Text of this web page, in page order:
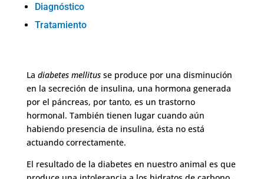
Diagnóstico
Tratamiento
La diabetes mellitusse produce por una disminución
en la secreción de insulina, una hormona generada
por el páncreas, por tanto, es un trastorno
hormonal. También tienen lugar cuando aún
habiendo presencia de insulina, ésta no está
actuando correctamente.
El resultado de la diabetes en nuestro animal es que